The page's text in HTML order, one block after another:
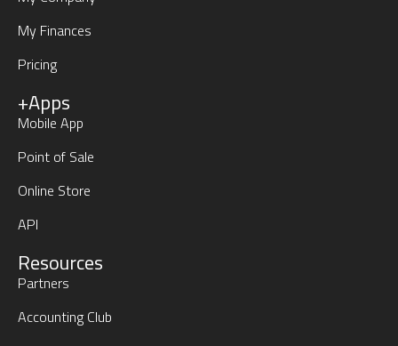
My Finances
Pricing
+Apps
Mobile App
Point of Sale
Online Store
API
Resources
Partners
Accounting Club